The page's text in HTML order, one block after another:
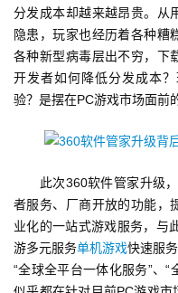
游
茶
原
创
业
界
手
分发成本却越来越昂贵。从
隐患，玩家也经历着各种糟
各种新型病毒层出不穷，下
开发者如何降低分发成本
验？是摆在PC游戏市场面前
此次360软件管家升级，
者服务、厂商开放的功能，
业化的一站式游戏服务，与
游多元服务单机游戏快速服
“全球全平台一体化服务”、“